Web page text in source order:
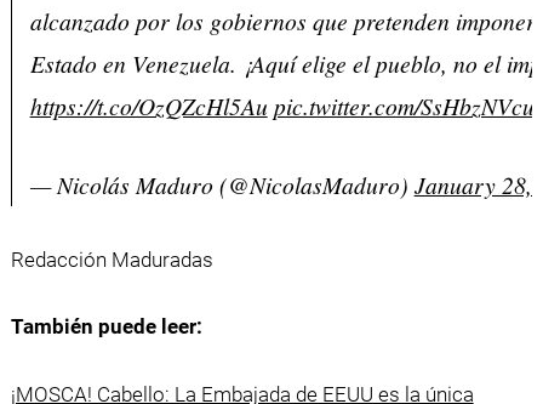
alcanzado por los gobiernos que pretenden imponer
Estado en Venezuela. ¡Aquí elige el pueblo, no el
https://t.co/OzQZcHl5Au pic.twitter.com/
— Nicolás Maduro (@NicolasMaduro) January 28,
Redacción Maduradas
También puede leer:
¡MOSCA! Cabello: La Embajada de EEUU es la única